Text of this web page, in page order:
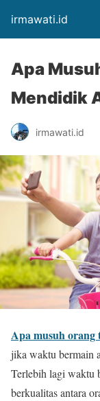
irmawati.id
Apa
Mendidik
irmawati.id
Apa musuh orang
jika waktu bermain
Terlebih lagi waktu
berkualitas antara